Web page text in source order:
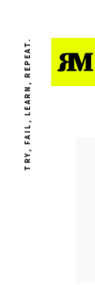
TRY, FAIL, LEARN, REPEAT.